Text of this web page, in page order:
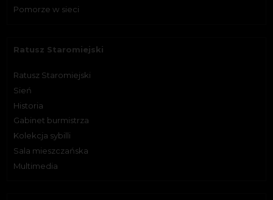
Pomorze w sieci
Ratusz Staromiejski
Ratusz Staromiejski
Sień
Historia
Gabinet burmistrza
Kolekcja sybilli
Sala mieszczańska
Multimedia